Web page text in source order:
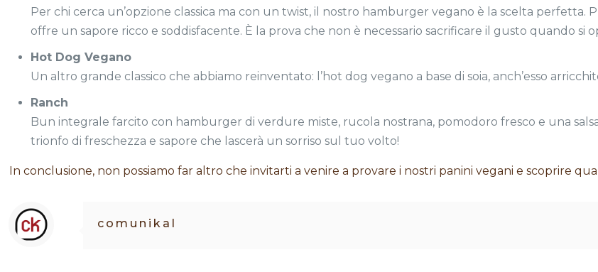
Per chi cerca un’opzione classica ma con un twist, il nostro hamburger vegano è la scelta perfetta.
offre un sapore ricco e soddisfacente. È la prova che non è necessario sacrificare il gusto quando si
Hot Dog Vegano
Un altro grande classico che abbiamo reinventato: l’hot dog vegano a base di soia, anch’esso
Ranch
Bun integrale farcito con hamburger di verdure miste, rucola nostrana, pomodoro fresco e una
trionfo di freschezza e sapore che lascerà un sorriso sul tuo volto!
In conclusione, non possiamo far altro che invitarti a venire a provare i nostri panini vegani e scoprire
comunikal